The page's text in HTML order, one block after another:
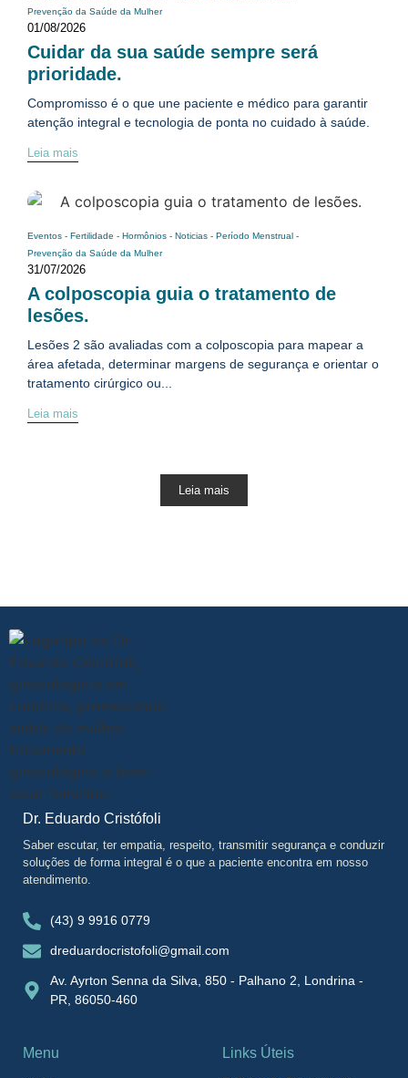
Prevenção da Saúde da Mulher
01/08/2026
Cuidar da sua saúde sempre será
prioridade.
Compromisso é o que une paciente e médico para garantir
atenção integral e tecnologia de ponta no cuidado à saúde.
Leia mais
Eventos - Fertilidade - Hormônios - Noticias - Período Menstrual -
Prevenção da Saúde da Mulher
31/07/2026
A colposcopia guia o tratamento de
lesões.
Lesões 2 são avaliadas com a colposcopia para mapear a
área afetada, determinar margens de segurança e orientar o
tratamento cirúrgico ou...
Leia mais
Leia mais
Dr. Eduardo Cristófoli
Saber escutar, ter empatia, respeito, transmitir segurança e conduzir
soluções de forma integral é o que a paciente encontra em nosso
atendimento.
(43) 9 9916 0779
dreduardocristofoli@gmail.com
Av. Ayrton Senna da Silva, 850 - Palhano 2, Londrina -
PR, 86050-460
Menu Links Úteis